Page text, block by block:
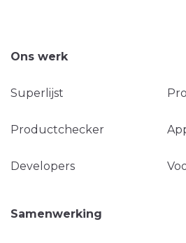
Ons werk
Superlijst
Productchecker
Developers
Samenwerking